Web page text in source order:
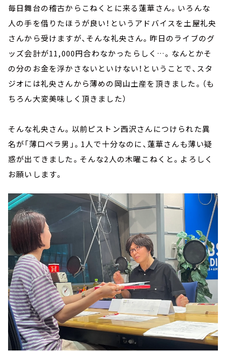
毎日舞台の稽古からこねくとに来る蓮華さん。いろんな
人の手を借りたほうが良い！というアドバイスを土屋礼央
さんから受けますが、そんな礼央さん。昨日のライブのグ
ッズ会計が11,000円合わなかったらしく…。なんとかそ
の分のお金を浮かさないといけない！ということで、スタ
ジオには礼央さんから薄めの岡山土産を頂きました。（も
ちろん大変美味しく頂きました）
そんな礼央さん。以前ピストン西沢さんにつけられた異
名が「薄口ペラ男」。1人で十分なのに、蓮華さんも薄い疑
惑が出てきました。そんな2人の木曜こねくと。よろしく
お願いします。